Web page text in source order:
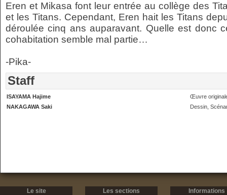
Eren et Mikasa font leur entrée au collège des
et les Titans. Cependant, Eren hait les Titans
déroulée cinq ans auparavant. Quelle est donc
cohabitation semble mal partie…
-Pika-
Staff
ISAYAMA Hajime
Œuvre
NAKAGAWA Saki
Dessin,
Le site
Les sections
Informations